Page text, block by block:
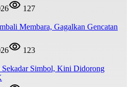
127
Membara, Gagalkan Gencatan
123
Sekadar Simbol, Kini Didorong